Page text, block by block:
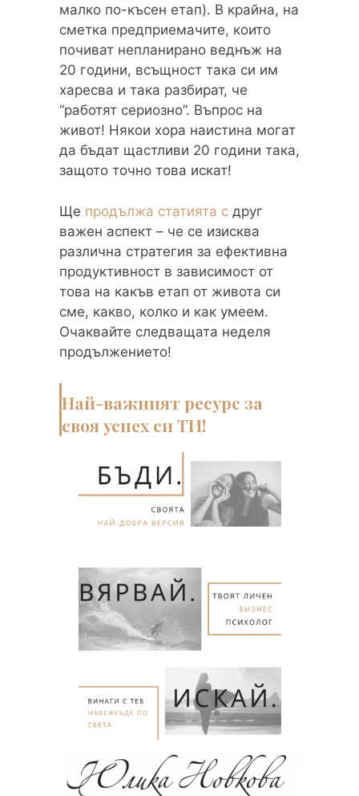
малко по-късен етап). В крайна, на
сметка предприемачите, които
почиват непланирано веднъж на
20 години, всъщност така си им
харесва и така разбират, че
“работят сериозно”. Въпрос на
живот! Някои хора наистина могат
да бъдат щастливи 20 години така,
защото точно това искат!
Ще продължа статията с друг
важен аспект – че се изисква
различна стратегия за ефективна
продуктивност в зависимост от
това на какъв етап от живота си
сме, какво, колко и как умеем.
Очаквайте следващата неделя
продължението!
Най-важният ресурс за
своя успех си ТИ!